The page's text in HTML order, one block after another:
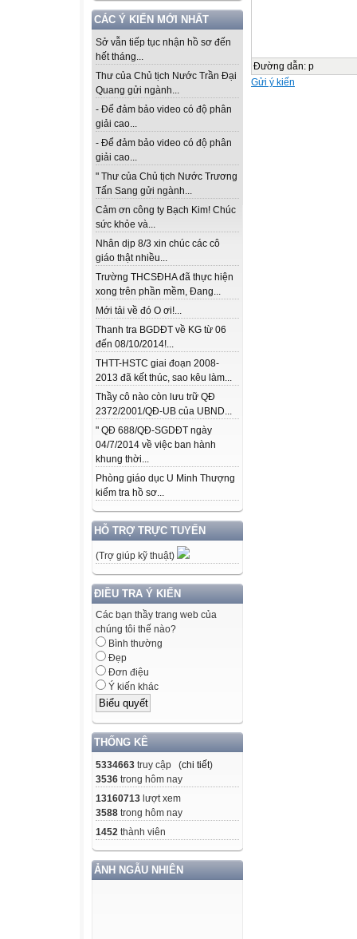
CÁC Ý KIẾN MỚI NHẤT
Sở vẫn tiếp tục nhận hồ sơ đến
hết tháng...
Thư của Chủ tịch Nước Trần Đại
Quang gửi ngành...
- Để đảm bảo video có độ phân
giải cao...
- Để đảm bảo video có độ phân
giải cao...
" Thư của Chủ tịch Nước Trương
Tấn Sang gửi ngành...
Cảm ơn công ty Bạch Kim! Chúc
sức khỏe và...
Nhân dịp 8/3 xin chúc các cô
giáo thật nhiều...
Trường THCSĐHA đã thực hiện
xong trên phần mềm, Đang...
Mới tải về đó O ơi!...
Thanh tra BGDĐT về KG từ 06
đến 08/10/2014!...
THTT-HSTC giai đoạn 2008-
2013 đã kết thúc, sao kêu làm...
Thầy cô nào còn lưu trữ QĐ
2372/2001/QĐ-UB của UBND...
" QĐ 688/QĐ-SGDĐT ngày
04/7/2014 về việc ban hành
khung thời...
Phòng giáo dục U Minh Thượng
kiểm tra hồ sơ...
HỖ TRỢ TRỰC TUYẾN
(Trợ giúp kỹ thuật)
ĐIỀU TRA Ý KIẾN
Các bạn thầy trang web của
chúng tôi thế nào?
Bình thường
Đẹp
Đơn điệu
Ý kiến khác
THỐNG KÊ
5334663 truy cập (chi tiết)
3536 trong hôm nay
13160713 lượt xem
3588 trong hôm nay
1452 thành viên
ẢNH NGẪU NHIÊN
Đường dẫn: p
Gửi ý kiến